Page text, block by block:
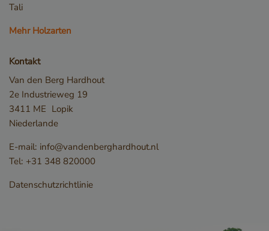
Tali
Mehr Holzarten
Kontakt
Van den Berg Hardhout
2e Industrieweg 19
3411 ME Lopik
Niederlande
E-mail: info@vandenberghardhout.nl
Tel: +31 348 820000
Datenschutzrichtlinie